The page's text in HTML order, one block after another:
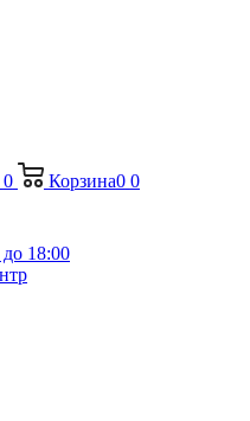
0 Корзина0 0
18:00